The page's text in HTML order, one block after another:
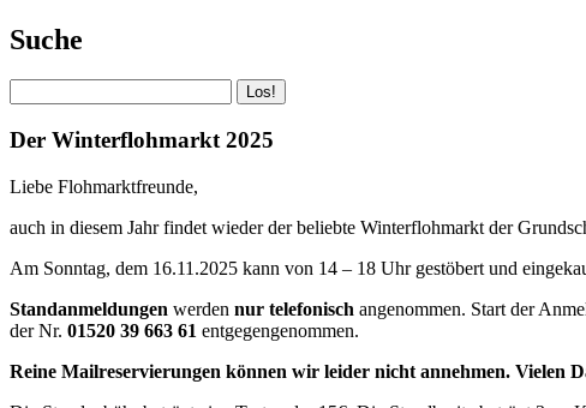
Suche
Der Winterflohmarkt 2025
Liebe Flohmarktfreunde,
auch in diesem Jahr findet wieder der beliebte Winterflohmarkt der
Am Sonntag, dem 16.11.2025 kann von 14 – 18 Uhr gestöbert und
Standanmeldungen werden nur telefonisch angenommen. Start der
der Nr. 01520 39 663 61 entgegengenommen.
Reine Mailreservierungen können wir leider nicht annehmen. Vielen